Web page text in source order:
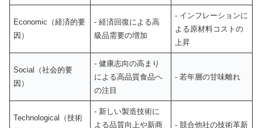
Economic（経済的要
因）
- 経済回復による高
級品需要の増加
- インフレーションに
よる原材料コストの
上昇
Social（社会的要
因）
- 健康志向の高まり
による高品質食品へ
の注目
- 若年層の甘味離れ
Technological（技術
- 新しい製造技術に
よる品質向上や新商
- 競合他社の技術革新